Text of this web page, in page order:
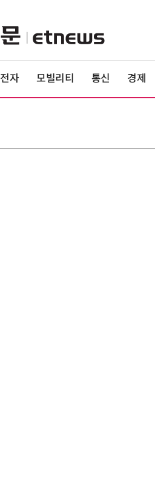
전자 모빌리티 통신 경제